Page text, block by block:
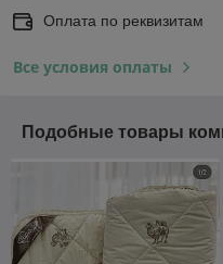
Оплата по реквизитам
Все условия оплаты
Подобные товары